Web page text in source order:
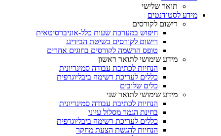
תואר שלישי
מידע לסטודנטים
רישום לקורסים
חיפוש במערכת שעות כלל-אוניברסיטאית
רישום לקורסים בשיטת הבידינג
טופס הרשמה לקורסים בחוגים אחרים
מידע שימושי לתואר ראשון
הנחיות לכתיבת עבודה סמינריונית
כללים לעריכת רשימה ביבליוגרפית
כלים שלובים
מידע שימושי לתואר שני
הנחיות לכתיבת עבודה סמינריונית
בחינת הגמר מסלול עיוני
כללים לעריכת רשימה ביבליוגרפית
הנחיות להגשת הצעת מחקר